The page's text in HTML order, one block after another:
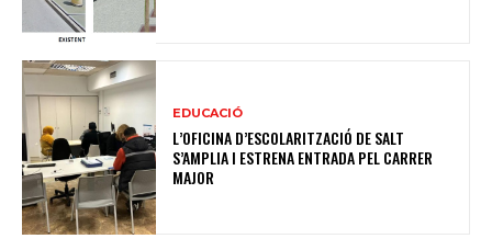
EDUCACIÓ
L’OFICINA D’ESCOLARITZACIÓ DE SALT
S’AMPLIA I ESTRENA ENTRADA PEL CARRER
MAJOR